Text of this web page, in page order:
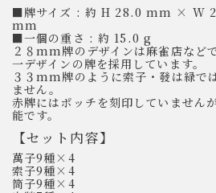
■牌サイズ : 約 H 28.0 mm × W
mm
■一個の重さ : 約 15.0 g
２８mm牌のデザインは麻雀店など
一デザインの牌を採用しています。
３３mm牌のように索子・發は緑で
ません。
赤牌にはポッチを刻印していません
能です。
【セット内容】
萬子9種×4
索子9種×4
筒子9種×4